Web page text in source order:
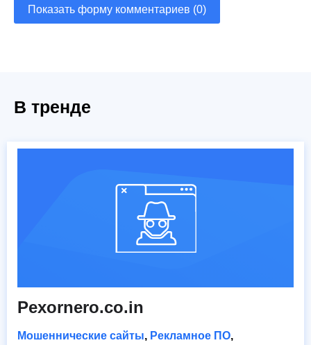
Показать форму комментариев (0)
В тренде
Pexornero.co.in
Мошеннические сайты, Рекламное ПО,